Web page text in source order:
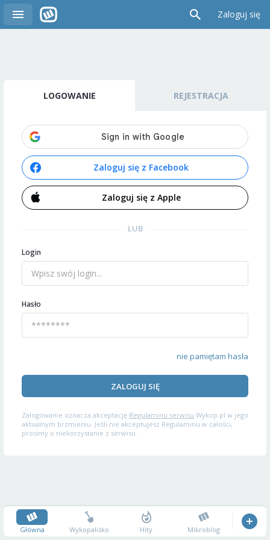
Zaloguj się
LOGOWANIE REJESTRACJA
Zaloguj się z Facebook
Zaloguj się z Apple
LUB
Login
Hasło
nie pamiętam hasła
ZALOGUJ SIĘ
Zalogowanie oznacza akceptację Regulaminu serwisu Wykop.pl w jego
aktualnym brzmieniu. Jeśli nie akceptujesz Regulaminu w całości,
prosimy o niekorzystanie z serwisu.
Główna Wykopalisko Hity Mikroblog